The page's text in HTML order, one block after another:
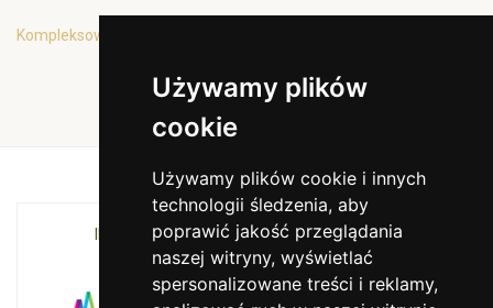
Używamy plików
cookie
Używamy plików cookie i innych
technologii śledzenia, aby
poprawić jakość przeglądania
naszej witryny, wyświetlać
spersonalizowane treści i reklamy,
Kompleksowa oferta edukacyjna
INSTYTUCJA KULTURY MIASTA KRAKOWA I
WOJEWÓDZTWA MAŁOPOLSKIEGO